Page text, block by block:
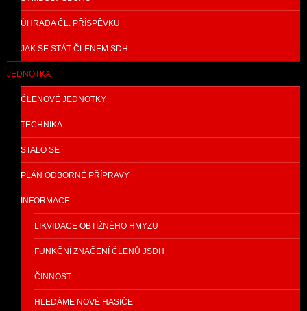
ÚHRADA ČL. PŘÍSPĚVKU
JAK SE STÁT ČLENEM SDH
JEDNOTKA
ČLENOVÉ JEDNOTKY
TECHNIKA
STALO SE
PLÁN ODBORNÉ PŘÍPRAVY
INFORMACE
LIKVIDACE OBTÍŽNÉHO HMYZU
FUNKČNÍ ZNAČENÍ ČLENŮ JSDH
ČINNOST
HLEDÁME NOVÉ HASIČE